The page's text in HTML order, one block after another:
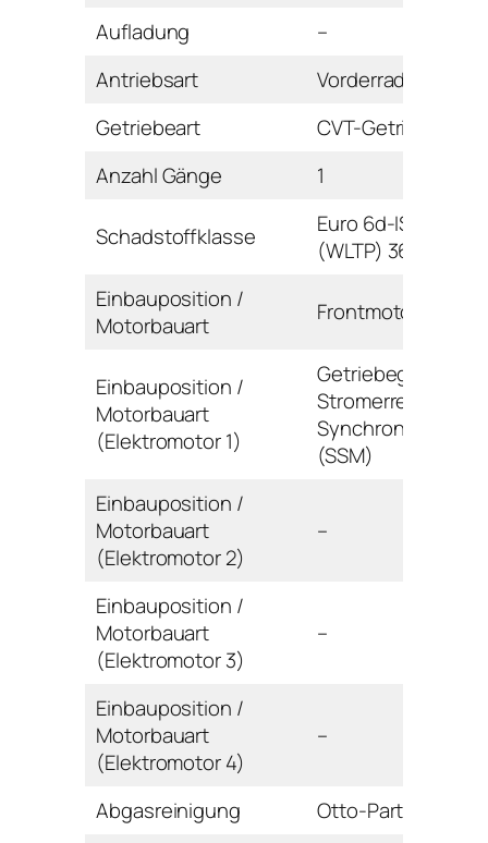
Aufladung
–
Antriebsart
Vorderrad
Getriebeart
CVT-Getriebe
Anzahl Gänge
1
Schadstoffklasse
Euro 6d-ISC-FCM
(WLTP) 36AP-AR
Einbauposition /
Motorbauart
Frontmotor / Reihe
Einbauposition /
Motorbauart
(Elektromotor 1)
Getriebegehäuse
Stromerregte
(SSM)
Einbauposition /
Motorbauart
(Elektromotor 2)
–
Einbauposition /
Motorbauart
(Elektromotor 3)
–
Einbauposition /
Motorbauart
(Elektromotor 4)
–
Abgasreinigung
Otto-Partikelfilter